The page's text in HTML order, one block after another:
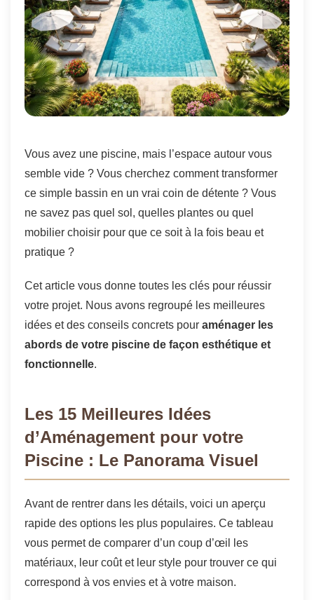
Vous avez une piscine, mais l’espace autour vous
semble vide ? Vous cherchez comment transformer
ce simple bassin en un vrai coin de détente ? Vous
ne savez pas quel sol, quelles plantes ou quel
mobilier choisir pour que ce soit à la fois beau et
pratique ?
Cet article vous donne toutes les clés pour réussir
votre projet. Nous avons regroupé les meilleures
idées et des conseils concrets pour aménager les
abords de votre piscine de façon esthétique et
fonctionnelle.
Les 15 Meilleures Idées
d’Aménagement pour votre
Piscine : Le Panorama Visuel
Avant de rentrer dans les détails, voici un aperçu
rapide des options les plus populaires. Ce tableau
vous permet de comparer d’un coup d’œil les
matériaux, leur coût et leur style pour trouver ce qui
correspond à vos envies et à votre maison.